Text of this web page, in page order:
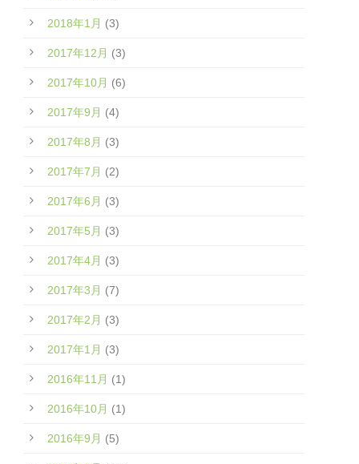
2018年1月 (3)
2017年12月 (3)
2017年10月 (6)
2017年9月 (4)
2017年8月 (3)
2017年7月 (2)
2017年6月 (3)
2017年5月 (3)
2017年4月 (3)
2017年3月 (7)
2017年2月 (3)
2017年1月 (3)
2016年11月 (1)
2016年10月 (1)
2016年9月 (5)